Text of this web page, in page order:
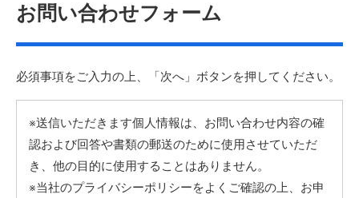
お問い合わせフォーム
必須事項をご入力の上、「次へ」ボタンを押してください。
※送信いただきます個人情報は、お問い合わせ内容の確
認および回答や書類の郵送のために使用させていただ
き、他の目的に使用することはありません。
※当社のプライバシーポリシーをよくご確認の上、お申